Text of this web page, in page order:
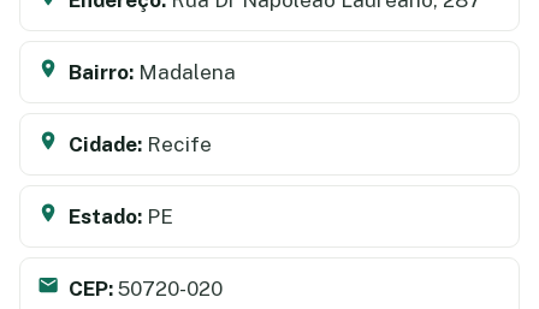
Bairro: Madalena
Cidade: Recife
Estado: PE
CEP: 50720-020